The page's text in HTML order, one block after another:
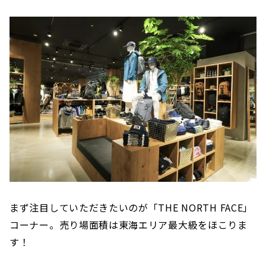
まず注目していただきたいのが「THE NORTH FACE」
コーナー。売り場面積は東海エリア最大級をほこりま
す！